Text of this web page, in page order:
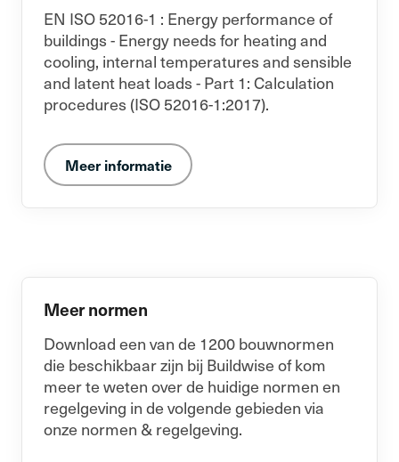
EN ISO 52016-1 : Energy performance of
buildings - Energy needs for heating and
cooling, internal temperatures and sensible
and latent heat loads - Part 1: Calculation
procedures (ISO 52016-1:2017).
Meer informatie
Meer normen
Download een van de 1200 bouwnormen
die beschikbaar zijn bij Buildwise of kom
meer te weten over de huidige normen en
regelgeving in de volgende gebieden via
onze normen & regelgeving.